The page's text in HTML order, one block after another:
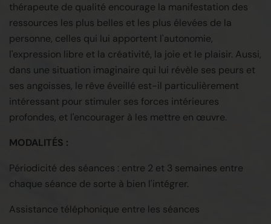
thérapeute de qualité encourage la manifestation des
ressources les plus belles et les plus élevées de la
personne, celles qui lui apportent l'autonomie,
l'expression libre et la créativité, la joie et le plaisir. Aussi,
dans une situation imaginaire qui lui révèle ses peurs et
ses angoisses, le rêve éveillé est-il particulièrement
intéressant pour stimuler ses forces intérieures
profondes, et l'encourager à les mettre en œuvre.
MODALITÉS :
Périodicité des séances : entre 2 et 3 semaines entre
chaque séance de sorte à bien l'intégrer.
Assistance téléphonique entre les séances